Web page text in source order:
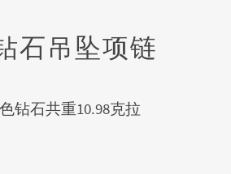
石吊坠项链
钻石共重10.98克拉